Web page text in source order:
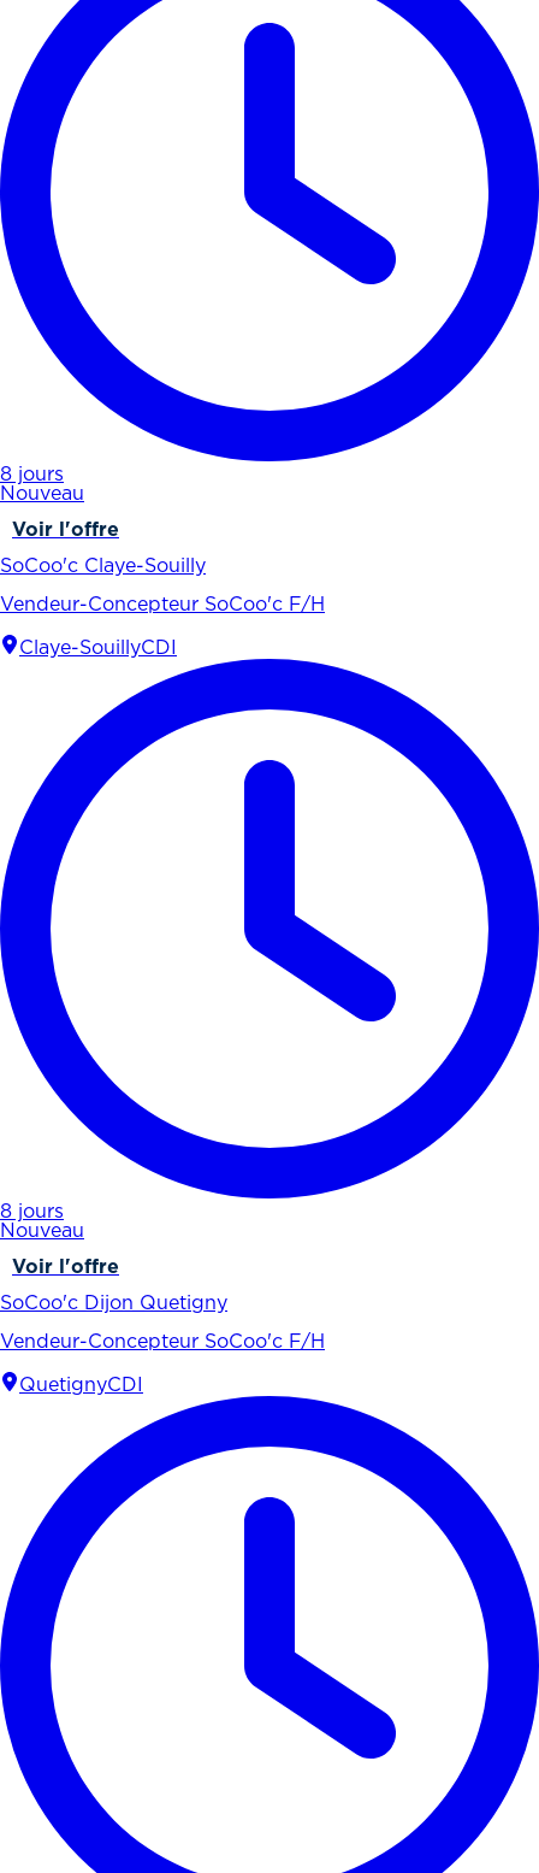
8 jours
Nouveau
Voir l'offre
SoCoo'c Claye-Souilly
Vendeur-Concepteur SoCoo'c F/H
Claye-SouillyCDI
8 jours
Nouveau
Voir l'offre
SoCoo'c Dijon Quetigny
Vendeur-Concepteur SoCoo'c F/H
QuetignyCDI